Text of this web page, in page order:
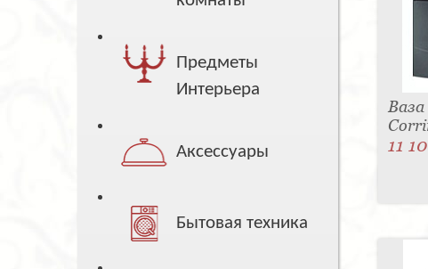
Предметы
Интерьера
Аксессуары
Бытовая техника
Ваза
11